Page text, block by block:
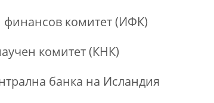
финансов комитет (ИФК)
комитет (КНК)
банка на Исландия